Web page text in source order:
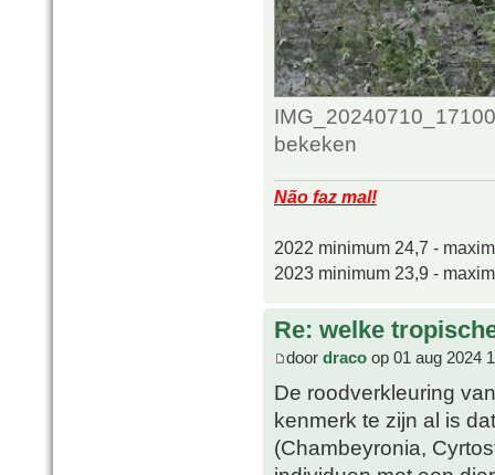
bekeken
Não faz mal!
2022 minimum 24,7 -
2023 minimum 23,9 -
Re: welke
door draco op 01 aug 2024
De roodverkleuring
kenmerk te zijn al is
(Chambeyronia,